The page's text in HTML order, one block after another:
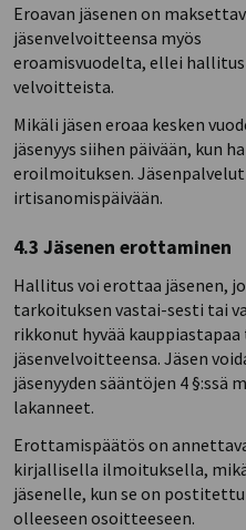
Eroavan jäsenen on
jäsenvelvoitteensa myös
eroamisvuodelta, ellei
velvoitteista.
Mikäli jäsen eroaa kesken
jäsenyys siihen päivään, kun
eroilmoituksen.
irtisanomispäivään.
4.3 Jäsenen erottaminen
Hallitus voi erottaa jäsenen,
tarkoituksen vastai-sesti tai
rikkonut hyvää
jäsenvelvoitteensa. Jäsen
jäsenyyden sääntöjen 4
lakanneet.
Erottamispäätös on
kirjallisella ilmoituksella,
jäsenelle, kun se on
olleeseen osoitteeseen.